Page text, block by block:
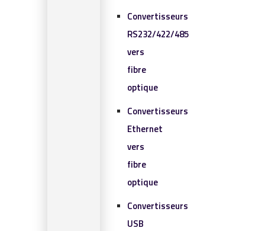
Convertisseurs
RS232/422/485
vers
fibre
optique
Convertisseurs
Ethernet
vers
fibre
optique
Convertisseurs
USB